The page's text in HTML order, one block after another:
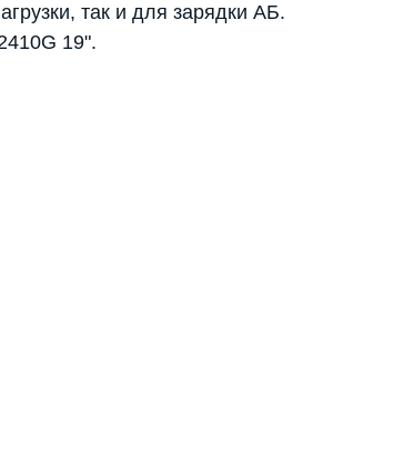
так и для зарядки АБ.
19".